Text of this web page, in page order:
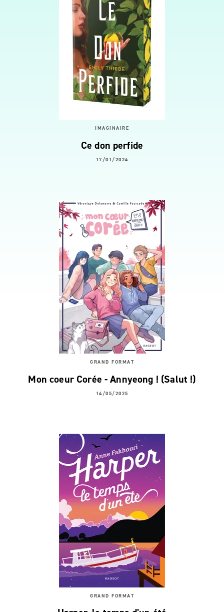
IMAGINAIRE
Ce don perfide
17/01/2024
GRAND FORMAT
Mon coeur Corée - Annyeong ! (Salut !)
14/05/2025
GRAND FORMAT